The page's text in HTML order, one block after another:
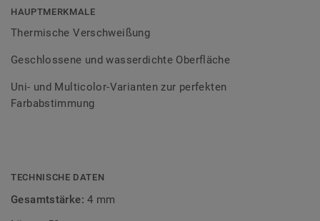
Bodenbelagssortiment abgestimmt. Durch die Verwendung
von Kontrastfarben lassen sich auch besondere
HAUPTMERKMALE
Thermische Verschweißung
Geschlossene und wasserdichte Oberfläche
Uni- und Multicolor-Varianten zur perfekten
Farbabstimmung
TECHNISCHE DATEN
Gesamtstärke:4 mm